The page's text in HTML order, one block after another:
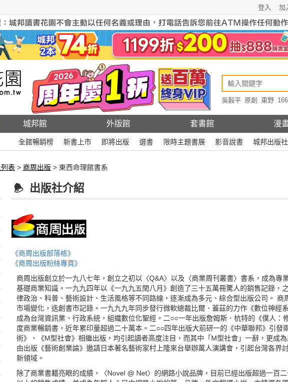
加
登入
吳毅平 原創 東野
城邦館 外版館 套書館 漫
全館暢銷榜 新書上市 即將出版 選書 限時主題書展 影音說書 城邦出版
表 > 商周出版 > 東西命理館書系
出版社介紹
《商周出版部落格》
《商周出版粉絲專頁》
商周出版創立於一九八七年，創立之初以〈Q&A〉以及〈商業周刊叢書〉書系，成為專
基礎商業知識。一九九四年以《一九九五閏八月》創造了三十五萬冊驚人的銷售記錄，
律政治、科普、藝術設計、生活風格等不同路線，逐漸成為多元、綜合型出版公司。 商
市場變化，迭創書市記錄。一九九九年同步發行微軟總裁比爾．蓋茲的力作《數位神經
成為台灣資訊業、行政系統，組織數位化聖經。二○○一年出版詹姆斯．杭特的《僕人：
度商業暢銷書，近年累印量超過二十萬本。二○○四年出版大前研一的《中華聯邦》引發
術》、《M型社會》相繼出版，均引起讀者高度注目，而其中「M型社會」一辭，更成
由出版《藝術創業論》邀請日本著名藝術家村上隆來台舉辦萬人演講會，引起台灣各界
新領域。
除了商業書籍亮眼的成績，〈Novel @ Net〉的網路小說品牌，目前已經出版超過一百